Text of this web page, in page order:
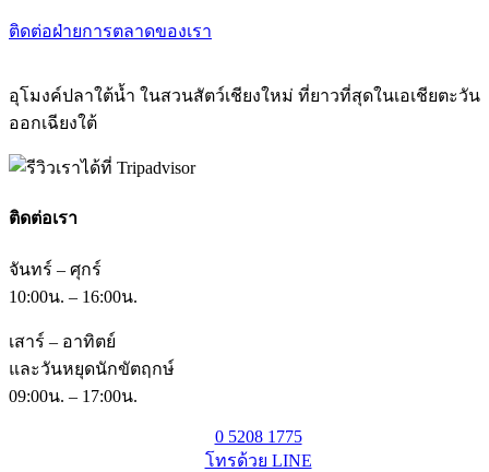
ติดต่อฝ่ายการตลาดของเรา
อุโมงค์ปลาใต้น้ำ ในสวนสัตว์เชียงใหม่ ที่ยาวที่สุดในเอเชียตะวัน
ออกเฉียงใต้
ติดต่อเรา
จันทร์ – ศุกร์
10:00น. – 16:00น.
เสาร์ – อาทิตย์
และวันหยุดนักขัตฤกษ์
09:00น. – 17:00น.
0 5208 1775
โทรด้วย LINE